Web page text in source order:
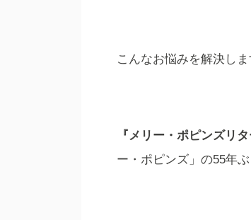
こんなお悩みを解決しま
『メリー・ポピンズリ
ー・ポピンズ」の55年